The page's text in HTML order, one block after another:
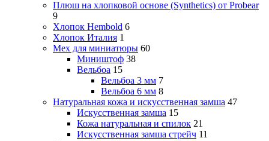
Плюш на хлопковой основе (Synthetics) от Probear
9
Хлопок Hembold 6
Хлопок Италия 1
Мех для миниатюры 60
Миништоф 38
Вельбоа 15
Вельбоа 3 мм 7
Вельбоа 6 мм 8
Натуральная кожа и искусственная замша 47
Искусственная замша 15
Кожа натуральная и спилок 21
Искусственная замша стрейч 11